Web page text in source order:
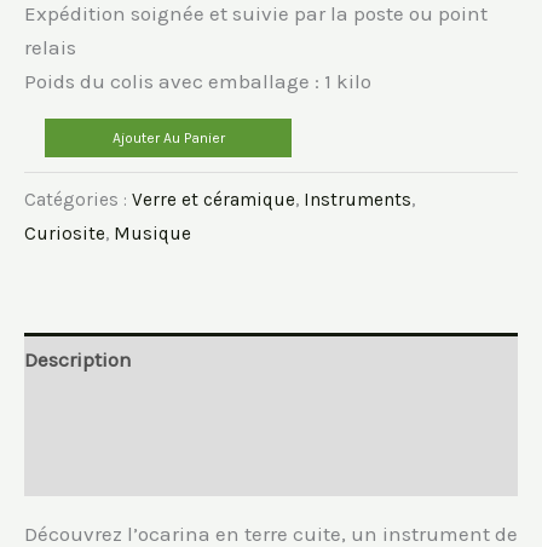
Expédition soignée et suivie par la poste ou point
relais
Poids du colis avec emballage : 1 kilo
de
Ocarina/flûte
en
Ajouter Au Panier
Catégories : Verre et céramique, Instruments,
Curiosite, Musique
Description
Découvrez l’ocarina en terre cuite, un instrument de